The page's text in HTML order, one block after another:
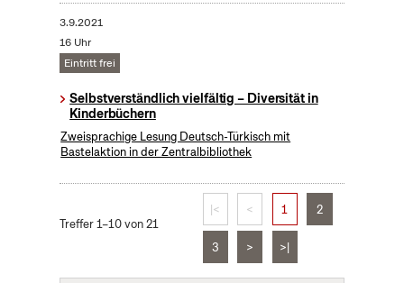
3.9.2021
16 Uhr
Eintritt frei
Selbstverständlich vielfältig – Diversität in
Kinderbüchern
Zweisprachige Lesung Deutsch-Türkisch mit
Bastelaktion in der Zentralbibliothek
Treffer 1–10 von 21
|< < 1 2
3 > >|